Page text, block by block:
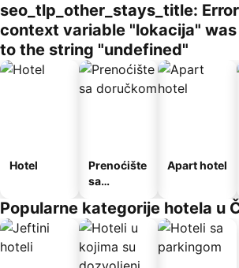
seo_tlp_other_stays_title:
context variable "lokacija"
to the string "undefined"
Hotel
Prenoćište
sa
Apart hotel
Popularne kategorije hotela u